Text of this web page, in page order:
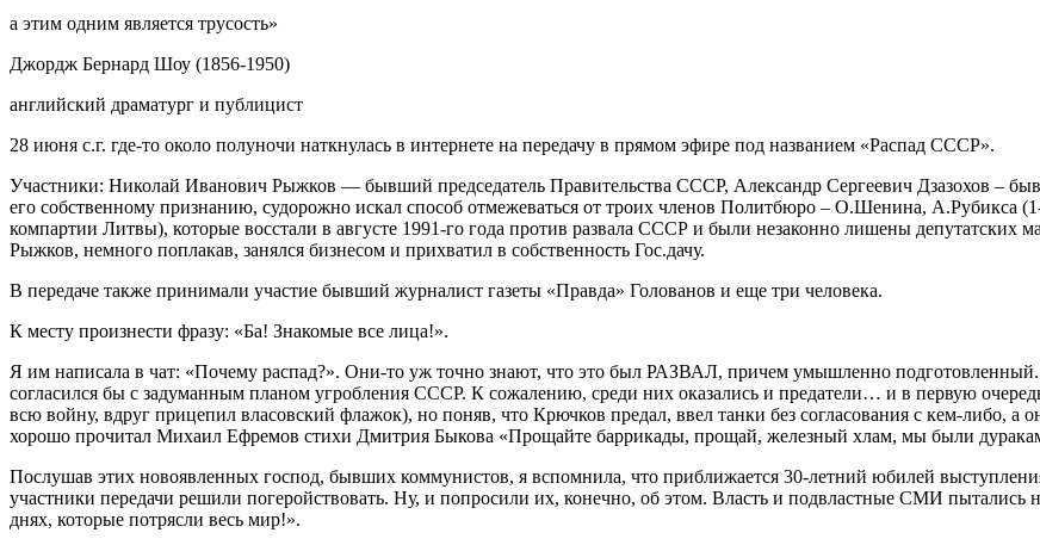
а этим одним является трусость»
Джордж Бернард Шоу (1856-1950)
английский драматург и публицист
28 июня с.г. где-то около полуночи наткнулась в интернете на передачу в прямом эфире под названием «Распад СССР».
Участники: Николай Иванович Рыжков — бывший председатель Правительства СССР, Александр Сергеевич Дзазохов
его собственному признанию, судорожно искал способ отмежеваться от троих членов Политбюро – О.Шенина, А.Рубикса
компартии Литвы), которые восстали в августе 1991-го года против развала СССР и были незаконно лишены
Рыжков, немного поплакав, занялся бизнесом и прихватил в собственность Гос.дачу.
В передаче также принимали участие бывший журналист газеты «Правда» Голованов и еще три человека.
К месту произнести фразу: «Ба! Знакомые все лица!».
Я им написала в чат: «Почему распад?». Они-то уж точно знают, что это был РАЗВАЛ, причем умышленно
согласился бы с задуманным планом угробления СССР. К сожалению, среди них оказались и предатели… и в первую
всю войну, вдруг прицепил власовский флажок), но поняв, что Крючков предал, ввел танки без согласования с кем-либо, а
хорошо прочитал Михаил Ефремов стихи Дмитрия Быкова «Прощайте баррикады, прощай, железный хлам, мы были
Послушав этих новоявленных господ, бывших коммунистов, я вспомнила, что приближается 30-летний юбилей
участники передачи решили погеройствовать. Ну, и попросили их, конечно, об этом. Власть и подвластные СМИ пытались
днях, которые потрясли весь мир!».